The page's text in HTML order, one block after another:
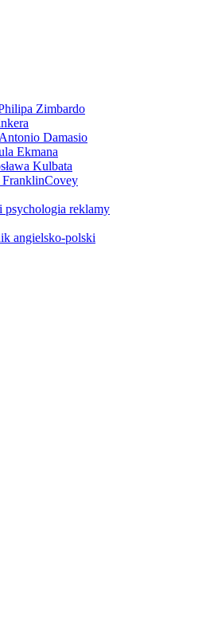
Zimbardo
Damasio
Ekmana
Kulbata
FranklinCovey
psychologia reklamy
angielsko-polski